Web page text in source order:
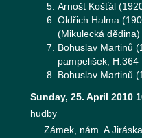
Arnošt Košťál
Oldřich Halma
(Mikulecká dědina)
Bohuslav Martinů
pampelišek, H.364
Bohuslav Martinů
Sunday, 25. April 2010
hudby
Zámek, nám. A